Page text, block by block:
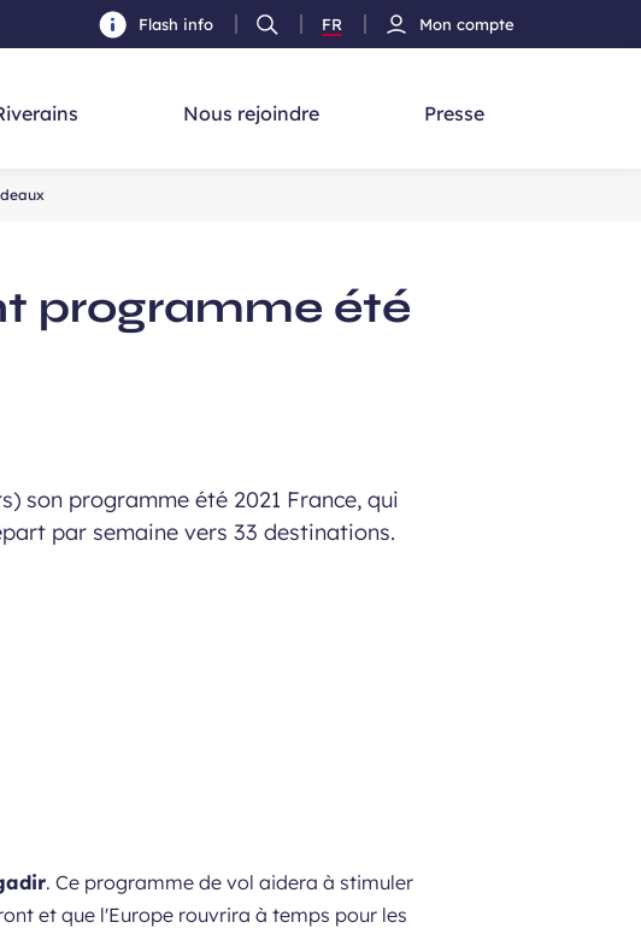
à la recherche
Flash info
Ouvrir
la
FR
Version
Mon compte
Nous rejoindre Presse
programme été
son programme été 2021 France, qui
par semaine vers 33 destinations.
. Ce programme de vol aidera à stimuler
et que l'Europe rouvrira à temps pour les